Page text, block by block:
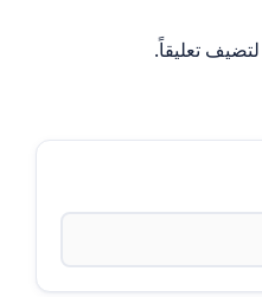
لتضيف تعليقاً.